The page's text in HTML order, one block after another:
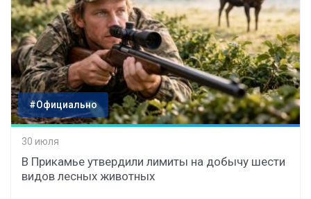
#Официально
30 июля
В Прикамье утвердили лимиты на добычу шести
видов лесных животных